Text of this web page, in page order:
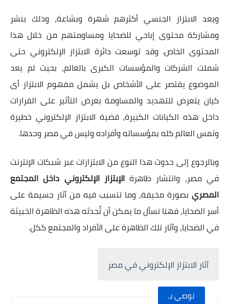
ويعد الابتزاز الجنسي أكثرهم شهرة وبشاعة، وذلك بنشر
ومشاركة محتوى إباحي للضحايا ومساومتهم من خلال هذا
المحتوى الخاص. وقد توسعت دائرة الابتزاز الإلكتروني حتى
شملت الشركات والمؤسسات الكبرى بالعالم، بحيث لم يعد
الموضوع يقتصر على الأشخاص بل يشمل مفهوم الابتزاز أى
كيان يتعرض للتهديد والمساومة بغرض التأثير على القرارات
داخل هذه الكيانات الكبيرة، قضية الابتزاز الإلكتروني خطيرة
وتمس العالم كله بمؤسساته وأفراده وليس في مصر وحدها.
وبالرجوع إلى حدوث هذا النوع من الابتزازات عبر شبكات الإنترنت
في مصر، وانتشار ظاهرةالإبتزاز الإلكتروني داخل المجتمع
المصري بصورة مخيفة، وما تتسبب فيه من آثار جسيمة على
أسر الضحايا، فهنا نسأل ما يمكن أن تُحدثه هذه الظاهرة الخبيثة
في الضحايا، وآثار تلك الظاهرة على الأفراد والمجتمع ككل.
آثار الابتزاز الإلكتروني في مصر
نوصي بـ